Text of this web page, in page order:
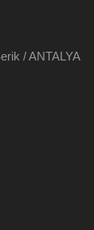
/ ANTALYA